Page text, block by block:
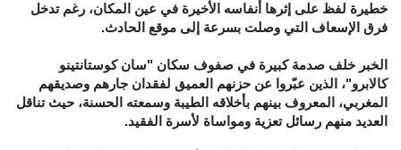
خطيرة لفظ على إثرها أنفاسه الأخيرة في عين المكان، رغم تدخل
فرق الإسعاف التي وصلت بسرعة إلى موقع الحادث.
الخبر خلف صدمة كبيرة في صفوف سكان "سان كوستانتينو
كالابرو"، الذين عبّروا عن حزنهم العميق لفقدان جارهم وصديقهم
المغربي، المعروف بينهم بأخلاقه الطيبة وسمعته الحسنة، حيث تناقل
العديد منهم رسائل تعزية ومواساة لأسرة الفقيد.